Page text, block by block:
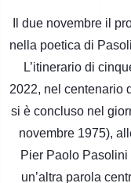
Il due novembre il
nella poetica di
L’itinerario di
2022, nel centenario
si è concluso nel
novembre 1975),
Pier Paolo
un’altra parola